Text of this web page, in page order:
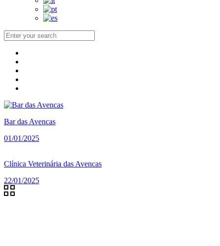
Bar das Avencas
01/01/2025
Clínica Veterinária das Avencas
22/01/2025